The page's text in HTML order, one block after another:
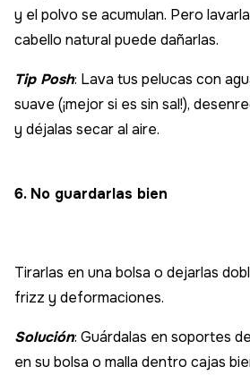
y el polvo se acumulan. Pero
cabello natural puede dañarlas.
Tip Posh: Lava tus pelucas con
suave (¡mejor si es sin sal!),
y déjalas secar al aire.
6. No guardarlas bien
Tirarlas en una bolsa o dejarlas
frizz y deformaciones.
Solución: Guárdalas en soportes
en su bolsa o malla dentro cajas